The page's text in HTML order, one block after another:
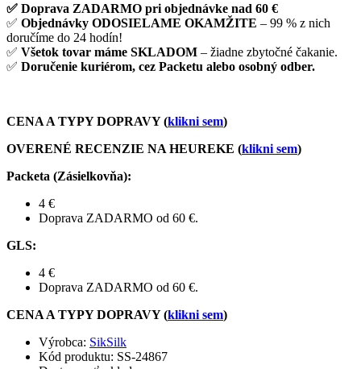
✅ Doprava ZADARMO pri objednávke nad 60 €
✅ Objednávky ODOSIELAME OKAMŽITE – 99 % z nich
doručíme do 24 hodín!
✅ Všetok tovar máme SKLADOM – žiadne zbytočné čakanie.
✅ Doručenie kuriérom, cez Packetu alebo osobný odber.
CENA A TYPY DOPRAVY (klikni sem)
OVERENÉ RECENZIE NA HEUREKE (klikni sem)
Packeta (Zásielkovňa):
4 €
Doprava ZADARMO od 60 €.
GLS:
4 €
Doprava ZADARMO od 60 €.
CENA A TYPY DOPRAVY (klikni sem)
Výrobca: SikSilk
Kód produktu: SS-24867